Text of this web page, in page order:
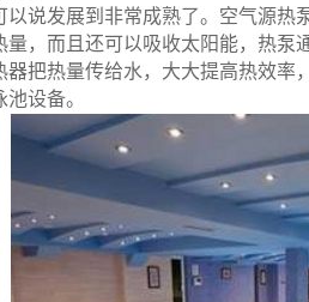
发展到非常成熟了。空气源热
，而且还可以吸收太阳能，热
把热量传给水，大大提高热效
设备。